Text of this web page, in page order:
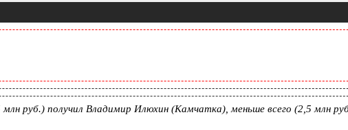
руб.) получил Владимир Илюхин (Камчатка), меньше всего (2,5 млн